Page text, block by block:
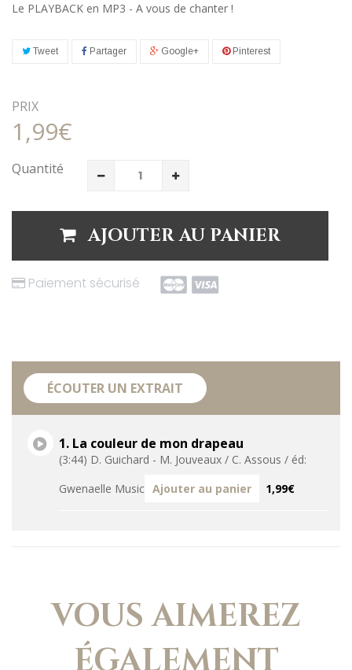
Le PLAYBACK en MP3 - A vous de chanter !
Tweet Partager Google+ Pinterest
PRIX
1,99€
Quantité
AJOUTER AU PANIER
Paiement sécurisé
ÉCOUTER UN EXTRAIT
1. La couleur de mon drapeau
(3:44) D. Guichard - M. Jouveaux / C. Assous / éd:
Gwenaelle Music Ajouter au panier 1,99€
VOUS AIMEREZ